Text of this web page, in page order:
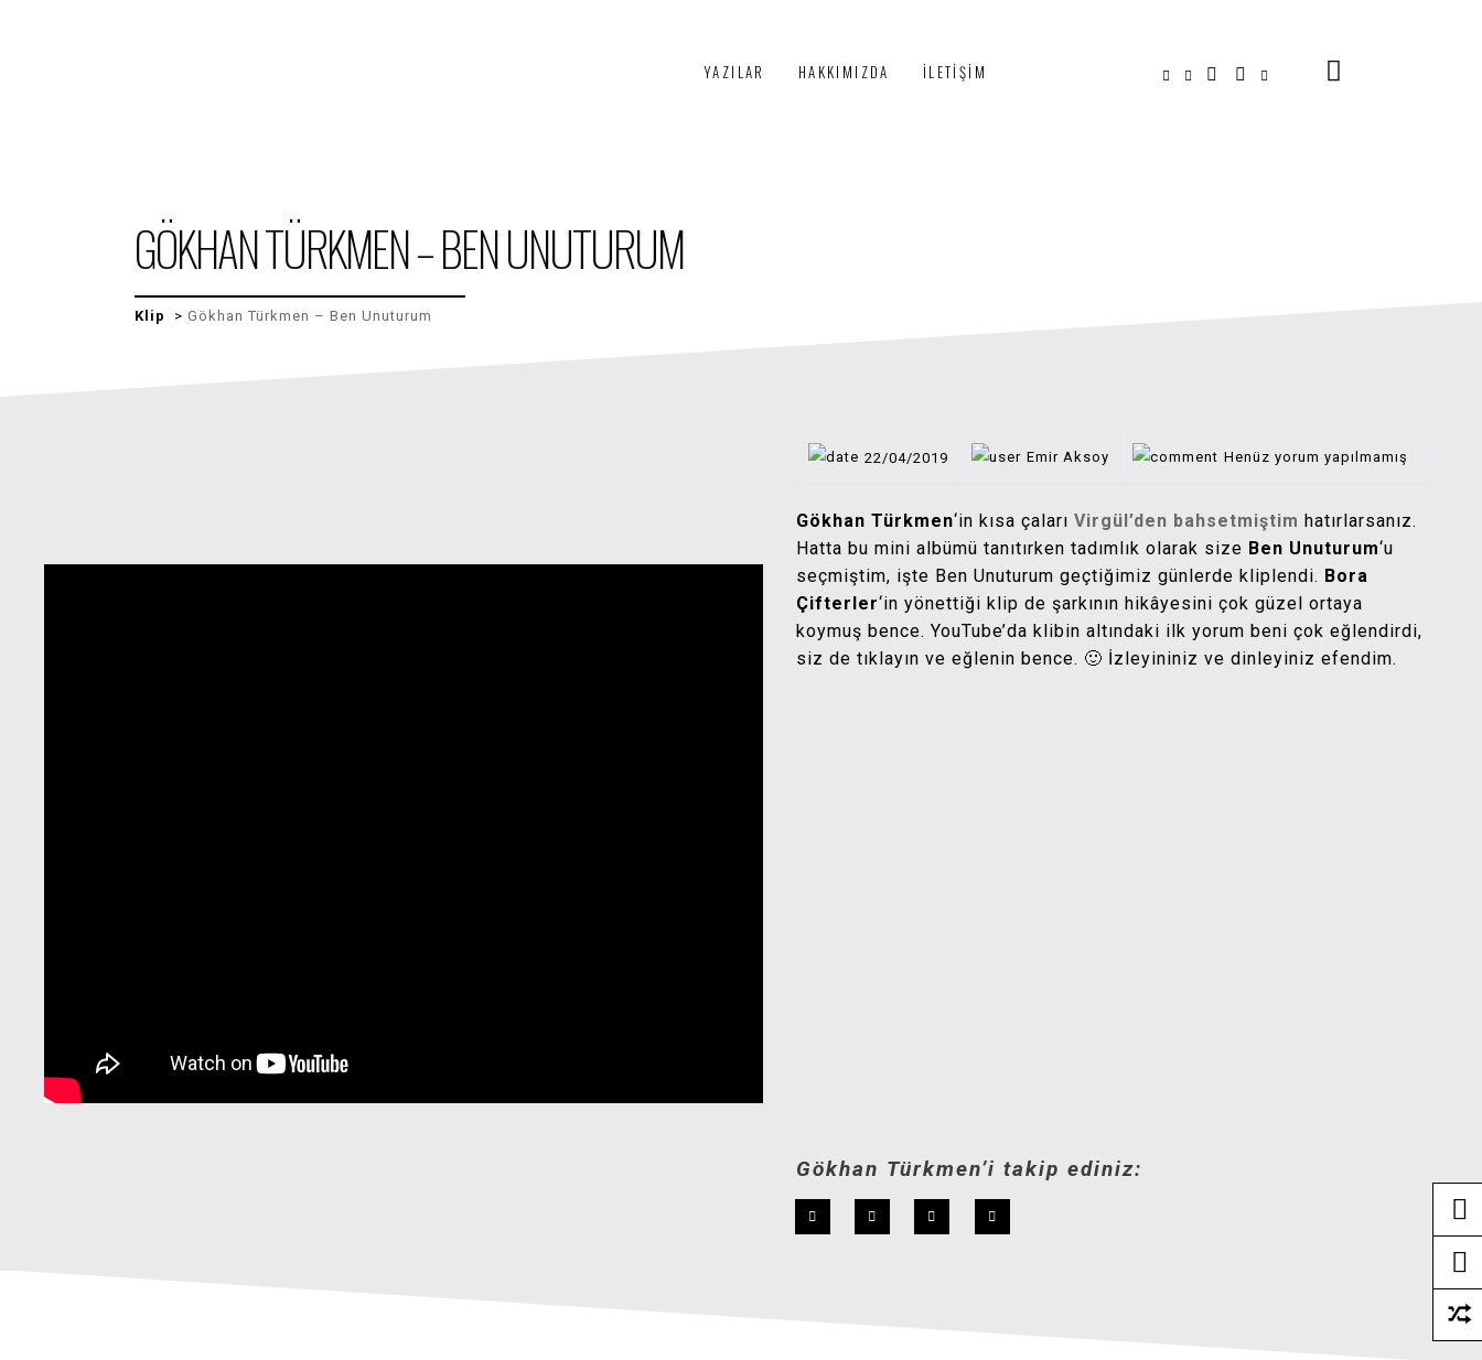
PÜRTELAŞ
YAZILAR HAKKIMIZDA İLETIŞIM
GÖKHAN TÜRKMEN – BEN UNUTURUM
Klip > Gökhan Türkmen – Ben Unuturum
22/04/2019 Emir Aksoy Henüz yorum yapılmamış
Gökhan Türkmen‘in kısa çaları Virgül’den bahsetmiştim hatırlarsanız.
Hatta bu mini albümü tanıtırken tadımlık olarak size Ben Unuturum‘u
seçmiştim, işte Ben Unuturum geçtiğimiz günlerde kliplendi. Bora
Çifterler‘in yönettiği klip de şarkının hikâyesini çok güzel ortaya
koymuş bence. YouTube’da klibin altındaki ilk yorum beni çok eğlendirdi,
siz de tıklayın ve eğlenin bence. 🙂 İzleyininiz ve dinleyiniz efendim.
Gökhan Türkmen’i takip ediniz: